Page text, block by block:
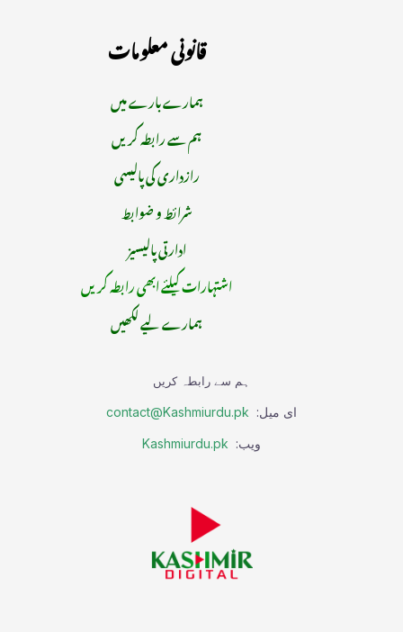
قانونی معلومات
ہمارے بارے میں
ہم سے رابطہ کریں
رازداری کی پالیسی
شرائط و ضوابط
ادارتی پالیسیز
اشتہارات کیلئے ابھی رابطہ کریں
ہمارے لیے لکھیں
ہم سے رابطہ کریں
ای میل: contact@Kashmiurdu.pk
ویب: Kashmiurdu.pk